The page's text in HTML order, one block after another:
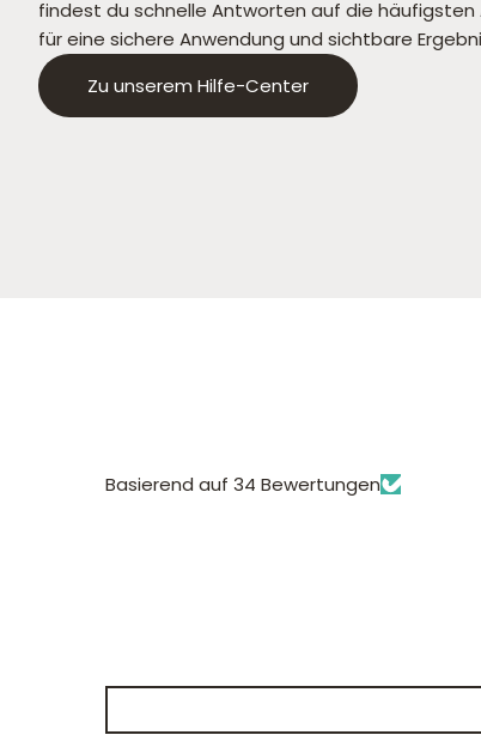
findest du schnelle Antworten auf die häufigsten
für eine sichere Anwendung und sichtbare
Zu unserem Hilfe-Center
Basierend auf 34 Bewertungen